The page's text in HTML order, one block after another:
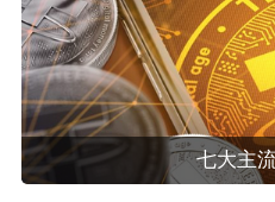
七大主